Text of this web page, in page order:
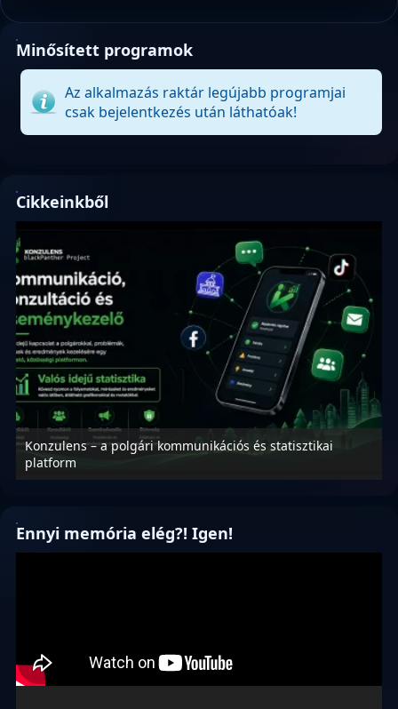
Minősített programok
Az alkalmazás raktár legújabb programjai
csak bejelentkezés után láthatóak!
Cikkeinkből
Konzulens – a polgári kommunikációs és statisztikai
platform
Ennyi memória elég?! Igen!